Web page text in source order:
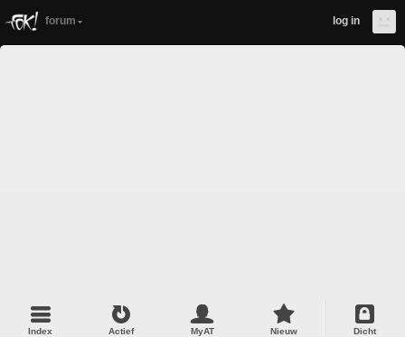
forum log in
Index Actief MyAT Nieuw Dicht